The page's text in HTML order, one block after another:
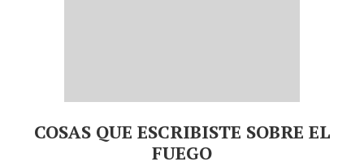
COSAS QUE ESCRIBISTE SOBRE EL
FUEGO